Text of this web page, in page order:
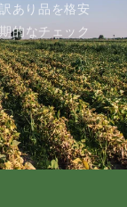
あり品を格安
的なチェック